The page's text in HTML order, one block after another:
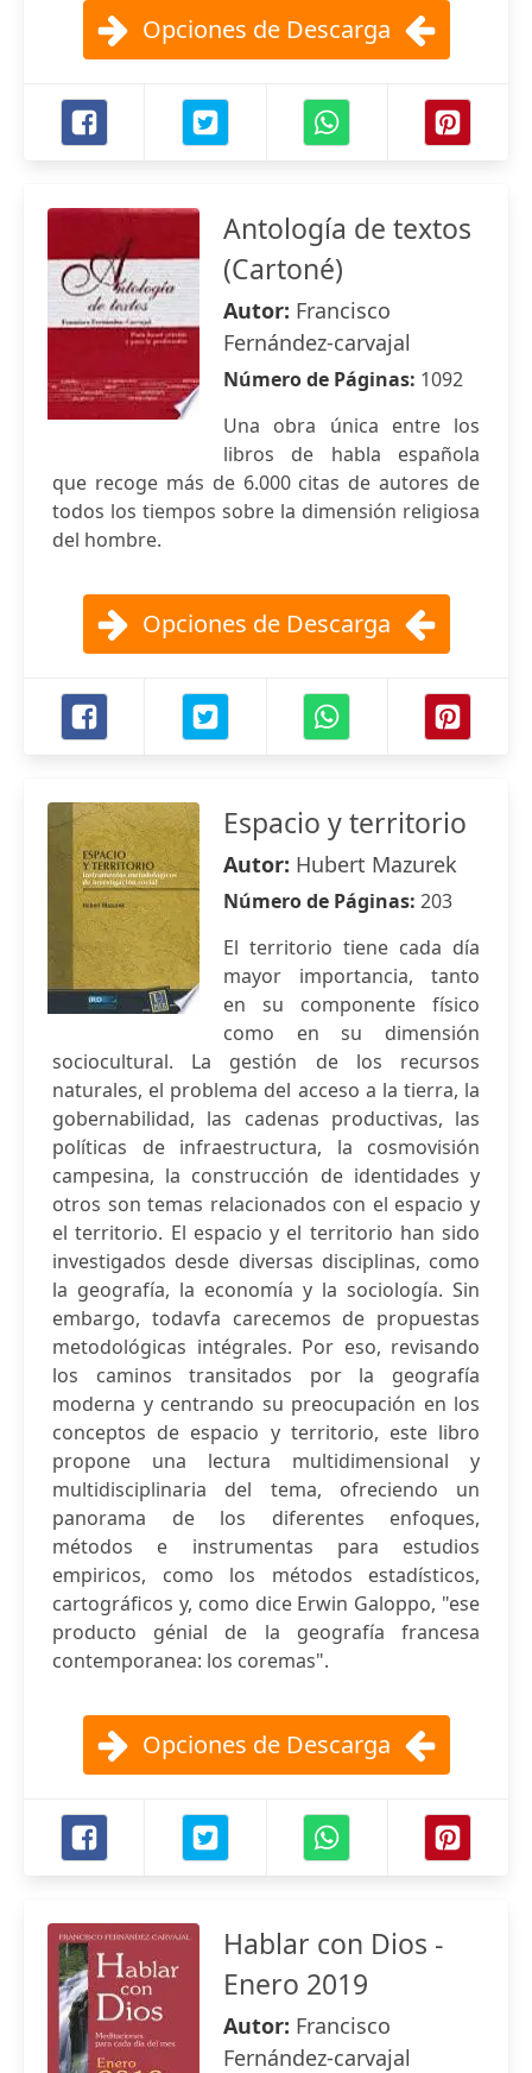
Opciones de Descarga
Antología de textos
(Cartoné)
Autor: Francisco
Fernández-carvajal
Número de Páginas: 1092
Una obra única entre los
libros de habla española
que recoge más de 6.000 citas de autores de
todos los tiempos sobre la dimensión religiosa
del hombre.
Opciones de Descarga
Espacio y territorio
Autor: Hubert Mazurek
Número de Páginas: 203
El territorio tiene cada día
mayor importancia, tanto
en su componente físico
como en su dimensión
sociocultural. La gestión de los recursos
naturales, el problema del acceso a la tierra, la
gobernabilidad, las cadenas productivas, las
políticas de infraestructura, la cosmovisión
campesina, la construcción de identidades y
otros son temas relacionados con el espacio y
el territorio. El espacio y el territorio han sido
investigados desde diversas disciplinas, como
la geografía, la economía y la sociología. Sin
embargo, todavfa carecemos de propuestas
metodológicas intégrales. Por eso, revisando
los caminos transitados por la geografía
moderna y centrando su preocupación en los
conceptos de espacio y territorio, este libro
propone una lectura multidimensional y
multidisciplinaria del tema, ofreciendo un
panorama de los diferentes enfoques,
métodos e instrumentas para estudios
empiricos, como los métodos estadísticos,
cartográficos y, como dice Erwin Galoppo, "ese
producto génial de la geografía francesa
contemporanea: los coremas".
Opciones de Descarga
Hablar con Dios -
Enero 2019
Autor: Francisco
Fernández-carvajal